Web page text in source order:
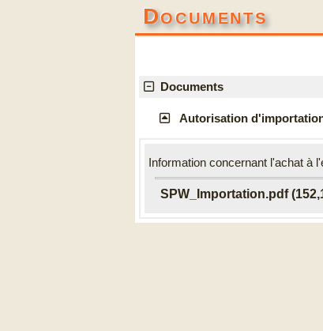
Documents
Documents
Autorisation
Information concernant l'achat à
SPW_Importation.pdf